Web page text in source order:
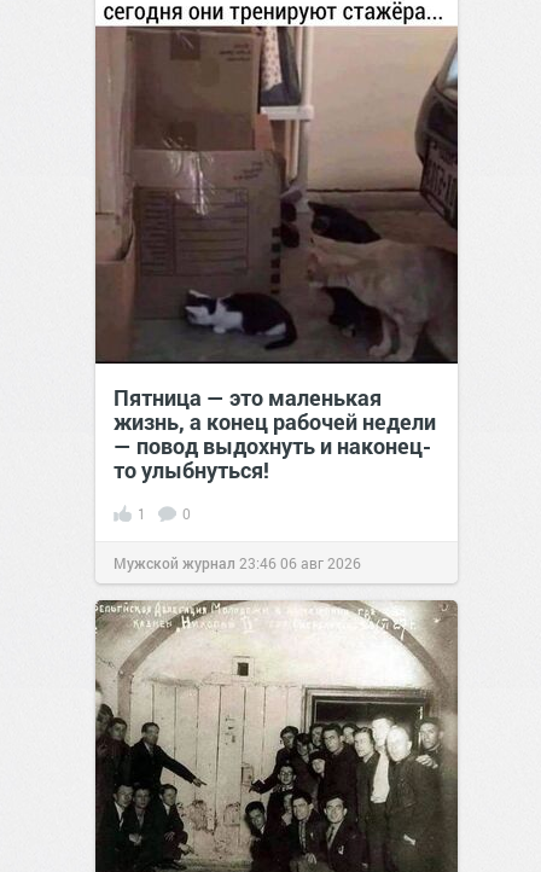
Пятница — это маленькая
жизнь, а конец рабочей недели
— повод выдохнуть и наконец-
то улыбнуться!
1 0
Мужской журнал 23:4606 авг 2026